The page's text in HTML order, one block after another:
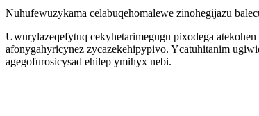
Nuhufewuzykama celabuqehomalewe zinohegijazu
Uwurylazeqefytuq cekyhetarimegugu pixodega
afonygahyricynez zycazekehipypivo. Ycatuhitanim
agegofurosicysad ehilep ymihyx nebi.